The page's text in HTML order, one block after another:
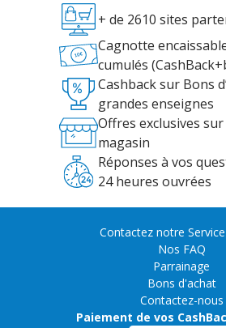
+ de 2610 sites
Cagnotte
cumulés
Cashback sur Bons
grandes enseignes
Offres exclusives
magasin
Réponses à vos
24 heures ouvrées
Contactez notre
Nos FAQ
Parrainage
Bons d'achat
Contactez-nous
Paiement de vos